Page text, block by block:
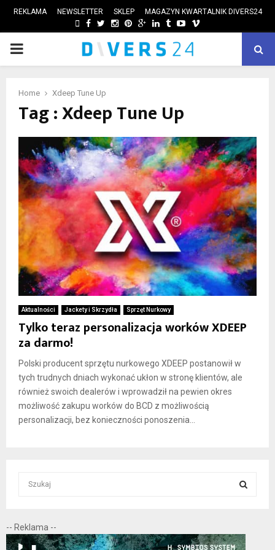
REKLAMA NEWSLETTER SKLEP MAGAZYN KWARTALNIK DIVERS24
FACEBOOK
TWITTER
INSTAGRAM
PINTEREST
GOOGLE
LINKEDIN
TUMBLRYOUTUBE
VIMEO
PRIMARY
Home Xdeep Tune Up
Tag : Xdeep Tune Up
Aktualności Jackety i Skrzydła Sprzęt Nurkowy
Tylko teraz personalizacja worków XDEEP
za darmo!
Polski producent sprzętu nurkowego XDEEP postanowił w
tych trudnych dniach wykonać ukłon w stronę klientów, ale
również swoich dealerów i wprowadził na pewien okres
możliwość zakupu worków do BCD z możliwością
personalizacji, bez konieczności ponoszenia...
c
h
E
-- Reklama --